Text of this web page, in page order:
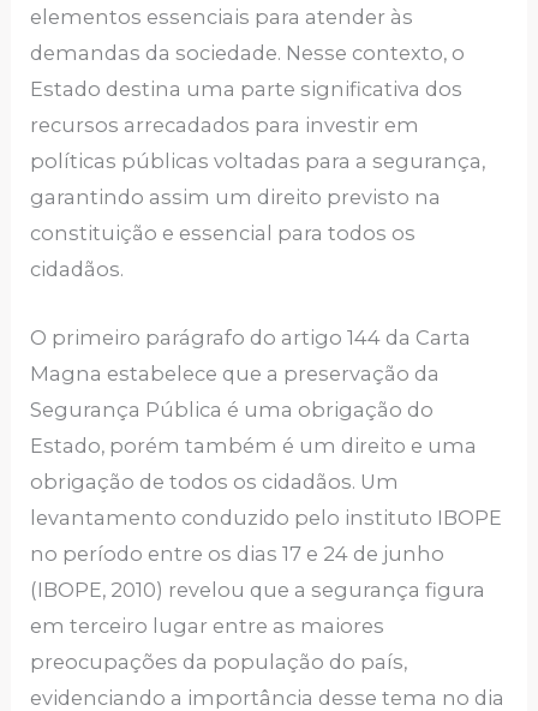
elementos essenciais para atender às
demandas da sociedade. Nesse contexto, o
Estado destina uma parte significativa dos
recursos arrecadados para investir em
políticas públicas voltadas para a segurança,
garantindo assim um direito previsto na
constituição e essencial para todos os
cidadãos.
O primeiro parágrafo do artigo 144 da Carta
Magna estabelece que a preservação da
Segurança Pública é uma obrigação do
Estado, porém também é um direito e uma
obrigação de todos os cidadãos. Um
levantamento conduzido pelo instituto IBOPE
no período entre os dias 17 e 24 de junho
(IBOPE, 2010) revelou que a segurança figura
em terceiro lugar entre as maiores
preocupações da população do país,
evidenciando a importância desse tema no dia